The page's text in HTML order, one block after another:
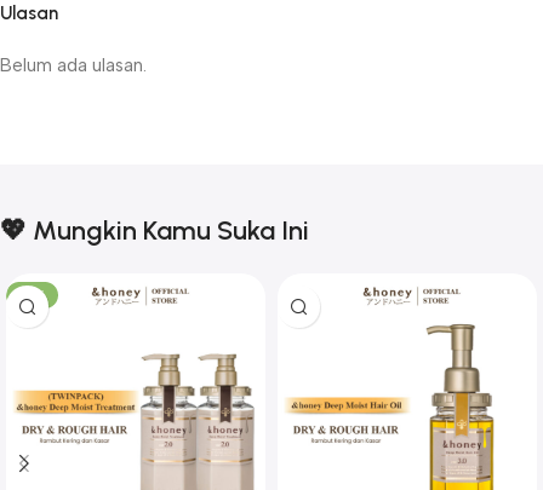
Ulasan
Belum ada ulasan.
💖 Mungkin Kamu Suka Ini
-17%